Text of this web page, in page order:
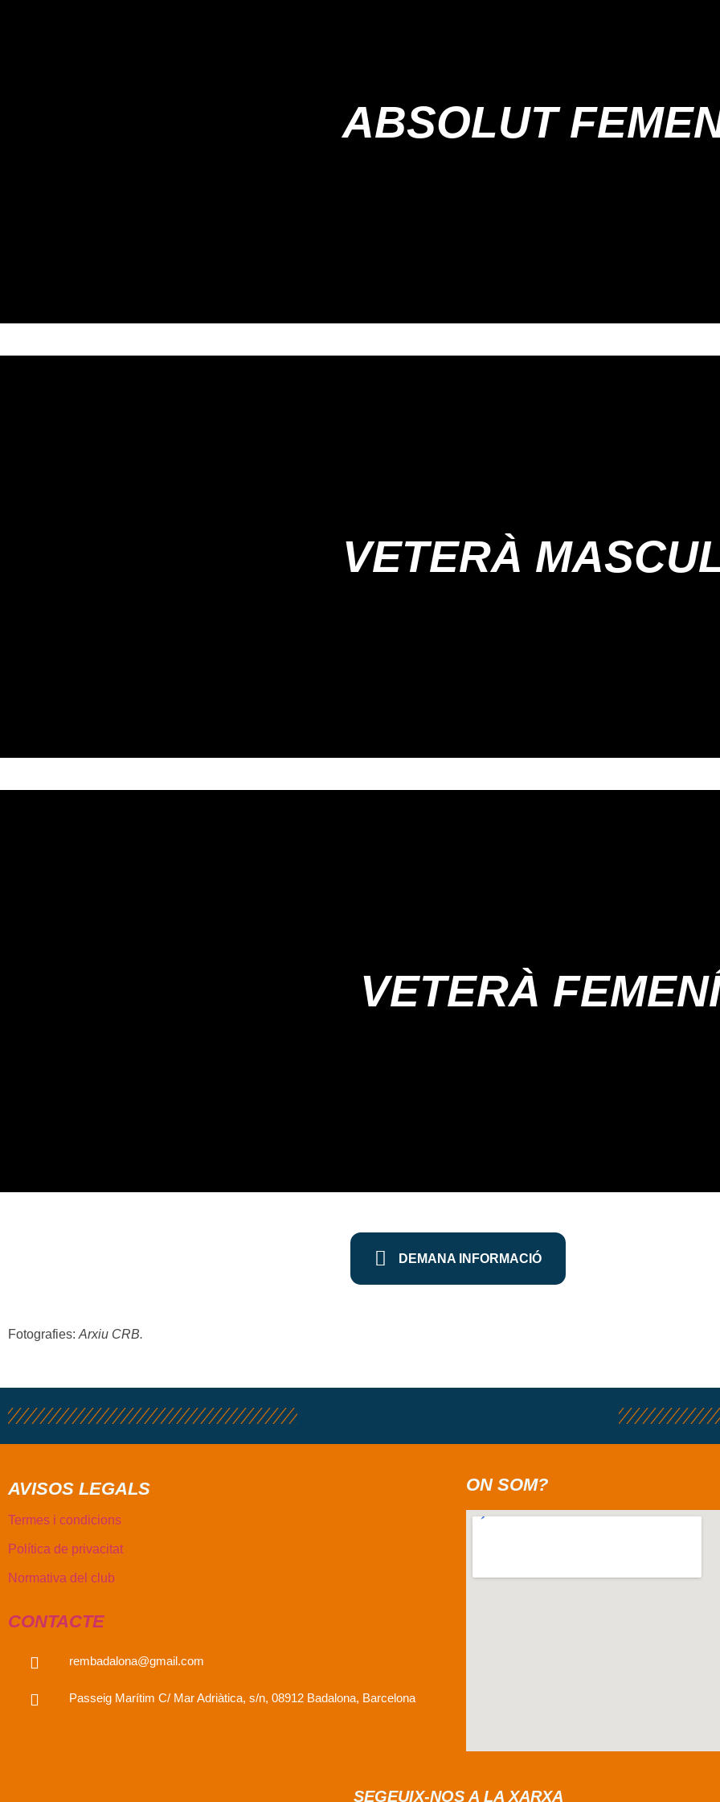
ABSOLUT
VETERÀ
VETERÀ FEMENÍ
DEMANA INFORMACIÓ
Fotografies: Arxiu CRB.
AVISOS LEGALS
Termes i condicions
Política de privacitat
Normativa del club
CONTACTE
rembadalona@gmail.com
Passeig Marítim C/ Mar Adriàtica, s/n, 08912 Badalona, Barcelona
ON SOM?
SEGEUIX-NOS A LA XARXA